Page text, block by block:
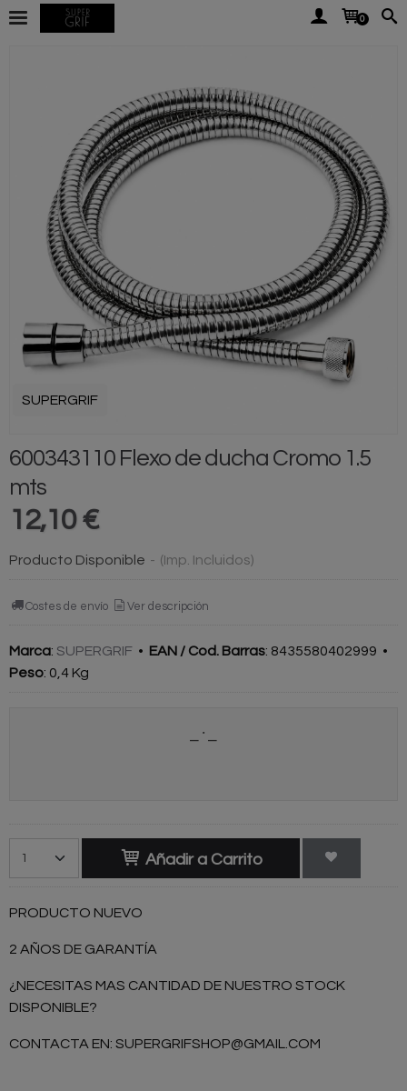
0
SUPERGRIF
600343110 Flexo de ducha Cromo 1.5
mts
12,10 €
Producto Disponible - (Imp. Incluidos)
Costes de envío Ver descripción
Marca: SUPERGRIF • EAN / Cod. Barras: 8435580402999 •
Peso: 0,4 Kg
Añadir a Carrito
PRODUCTO NUEVO
2 AÑOS DE GARANTÍA
¿NECESITAS MAS CANTIDAD DE NUESTRO STOCK
DISPONIBLE?
CONTACTA EN: SUPERGRIFSHOP@GMAIL.COM